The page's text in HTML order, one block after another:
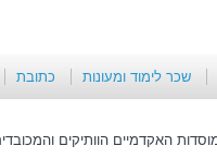
שכר לימוד ומעונות כתובת